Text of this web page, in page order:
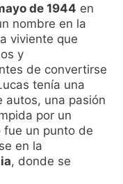
de 1944 en
nombre en la
viviente que
y
de convertirse
tenía una
autos, una pasión
por un
fue un punto de
en la
, donde se